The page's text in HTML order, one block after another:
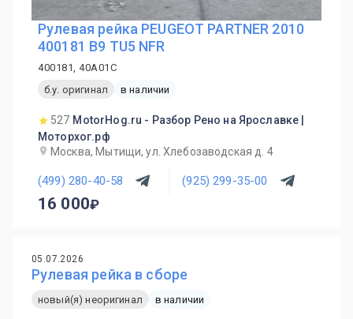
Рулевая рейка PEUGEOT PARTNER 2010
400181 B9 TU5 NFR
400181, 40A01C
б.у. оригинал
в наличии
527 MotorHog.ru - Разбор Рено на Ярославке |
Моторхог.рф
Москва, Мытищи, ул. Хлебозаводская д. 4
(499) 280-40-58 (925) 299-35-00
16 000
05.07.2026
Рулевая рейка в сборе
новый(я) неоригинал в наличии